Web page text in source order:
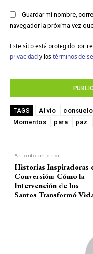
Guardar mi nombre,
navegador la próxima vez
Este sitio está protegido por
privacidady los términos de
TAGS Alivio consuelo
Momentos
para paz
Artículo anterior
Historias Inspiradoras
Conversión: Cómo la
Intervención de los
Santos Transformó